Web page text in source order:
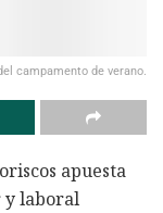
campamento de verano.
apuesta
y laboral